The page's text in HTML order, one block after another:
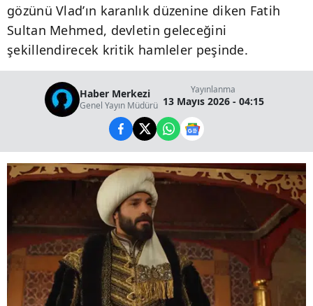
gözünü Vlad’ın karanlık düzenine diken Fatih
Sultan Mehmed, devletin geleceğini
şekillendirecek kritik hamleler peşinde.
Haber Merkezi
Genel Yayın Müdürü
Yayınlanma
13 Mayıs 2026 - 04:15